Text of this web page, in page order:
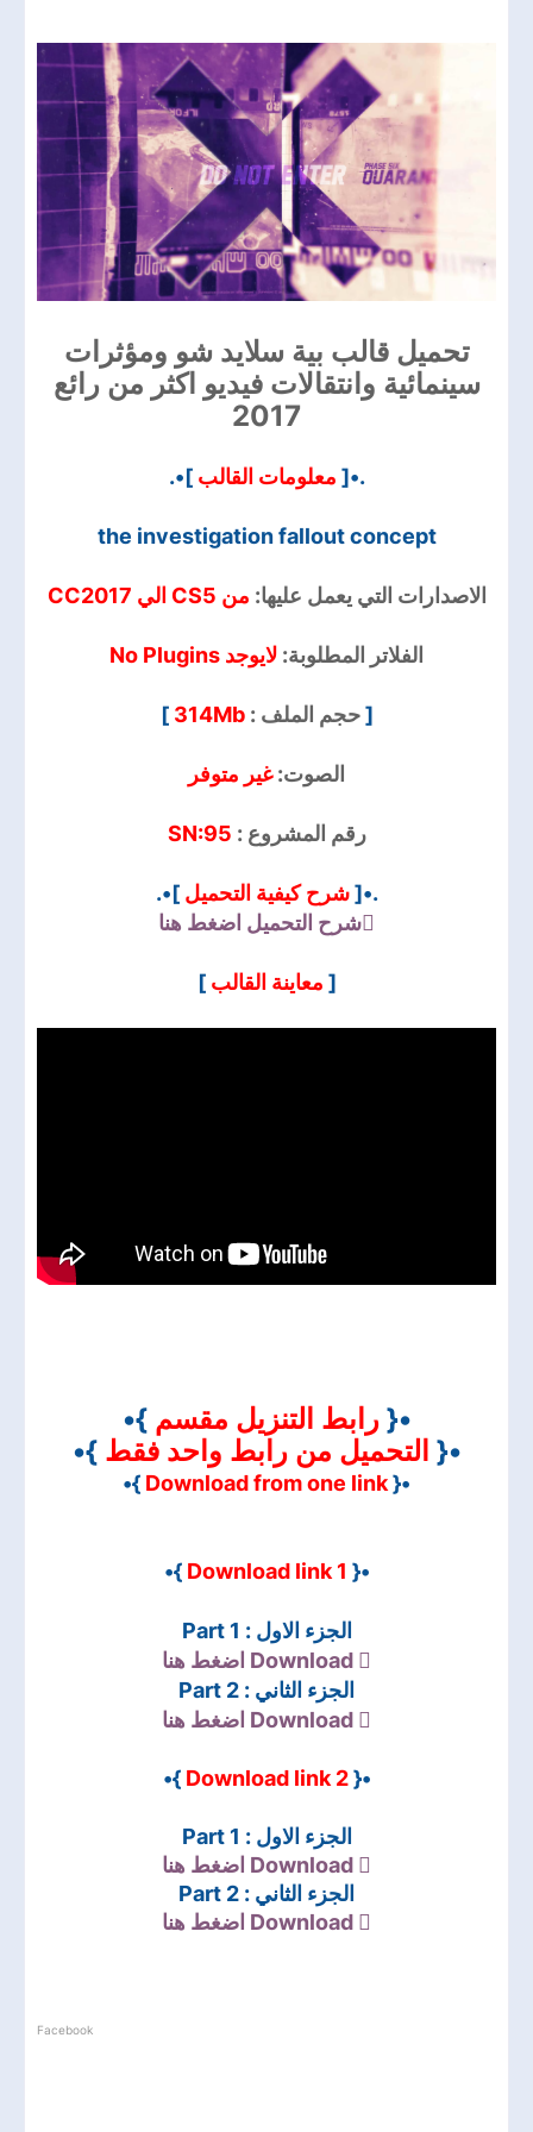
تحميل قالب بية سلايد شو ومؤثرات
سينمائية وانتقالات فيديو اكثر من رائع
2017
.•[ معلومات القالب ]•.
the investigation fallout concept
الاصدارات التي يعمل عليها: من CS5 الي CC2017
الفلاتر المطلوبة: لايوجد No Plugins
[حجم الملف :314Mb
]
الصوت:غير متوفر
رقم المشروع : SN:95
.•[شرح كيفية التحميل ]•.
شرح التحميل اضغط هنا
[ معاينة القالب]
•{ رابط التنزيل مقسم }•
•{ التحميل من رابط واحد فقط }•
•{
Download from one link
}•
•{
Download link 1
}•
الجزء الاول : Part 1
Download اضغط هنا
الجزء الثاني : Part 2
Download اضغط هنا
•{
Download link 2
}•
الجزء الاول : Part 1
Download اضغط هنا
الجزء الثاني : Part 2
Download اضغط هنا
Facebook